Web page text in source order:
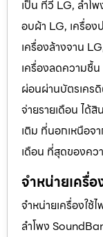
เป็น ทีวี LG, ลำโ
อบผ้า LG, เครื่อ
เครื่องล้างจาน
เครื่องลดความชื้
ผ่อนผ่านบัตรเค
จ่ายรายเดือน ได้
เติม ที่นอกเหนือจ
เดือน ที่สุดของคว
จำหน่ายเครื่
จำหน่ายเครื่องใช้
ลำโพง